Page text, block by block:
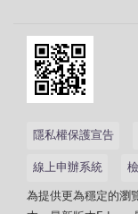
隱私權保護宣告
線上申辦系統
為提供更為穩定的瀏